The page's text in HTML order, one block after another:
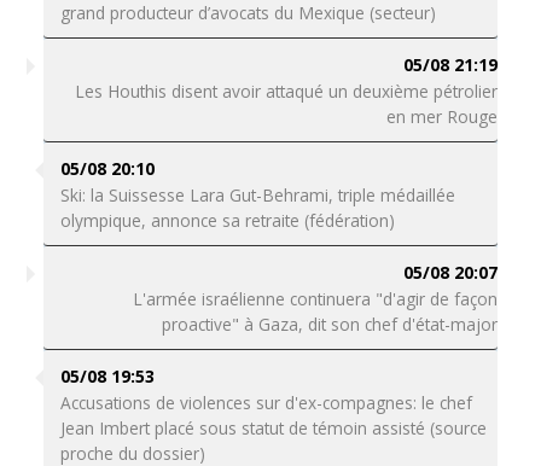
grand producteur d’avocats du Mexique (secteur)
05/08 21:19
Les Houthis disent avoir attaqué un deuxième pétrolier
en mer Rouge
05/08 20:10
Ski: la Suissesse Lara Gut-Behrami, triple médaillée
olympique, annonce sa retraite (fédération)
05/08 20:07
L'armée israélienne continuera "d'agir de façon
proactive" à Gaza, dit son chef d'état-major
05/08 19:53
Accusations de violences sur d'ex-compagnes: le chef
Jean Imbert placé sous statut de témoin assisté (source
proche du dossier)